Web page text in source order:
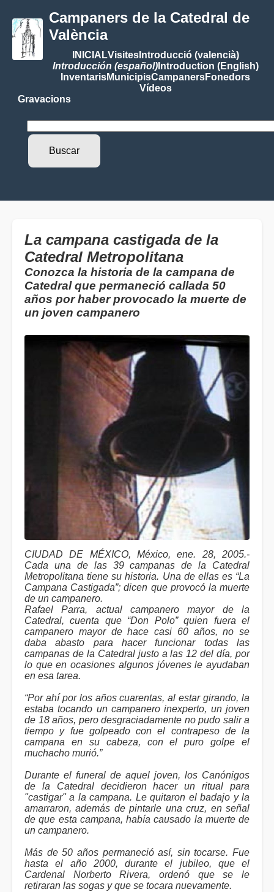
Campaners de la Catedral de
València
INICIALVisitesIntroducció (valencià)
Introducción (español)Introduction (English)
InventarisMunicipisCampanersFonedors
Vídeos
Gravacions
La campana castigada de la
Catedral Metropolitana
Conozca la historia de la campana de
Catedral que permaneció callada 50
años por haber provocado la muerte de
un joven campanero
CIUDAD DE MÉXICO, México, ene. 28, 2005.-
Cada una de las 39 campanas de la Catedral
Metropolitana tiene su historia. Una de ellas es “La
Campana Castigada”; dicen que provocó la muerte
de un campanero.
Rafael Parra, actual campanero mayor de la
Catedral, cuenta que “Don Polo” quien fuera el
campanero mayor de hace casi 60 años, no se
daba abasto para hacer funcionar todas las
campanas de la Catedral justo a las 12 del día, por
lo que en ocasiones algunos jóvenes le ayudaban
en esa tarea.
“Por ahí por los años cuarentas, al estar girando, la
estaba tocando un campanero inexperto, un joven
de 18 años, pero desgraciadamente no pudo salir a
tiempo y fue golpeado con el contrapeso de la
campana en su cabeza, con el puro golpe el
muchacho murió.”
Durante el funeral de aquel joven, los Canónigos
de la Catedral decidieron hacer un ritual para
"castigar" a la campana. Le quitaron el badajo y la
amarraron, además de pintarle una cruz, en señal
de que esta campana, había causado la muerte de
un campanero.
Más de 50 años permaneció así, sin tocarse. Fue
hasta el año 2000, durante el jubileo, que el
Cardenal Norberto Rivera, ordenó que se le
retiraran las sogas y que se tocara nuevamente.